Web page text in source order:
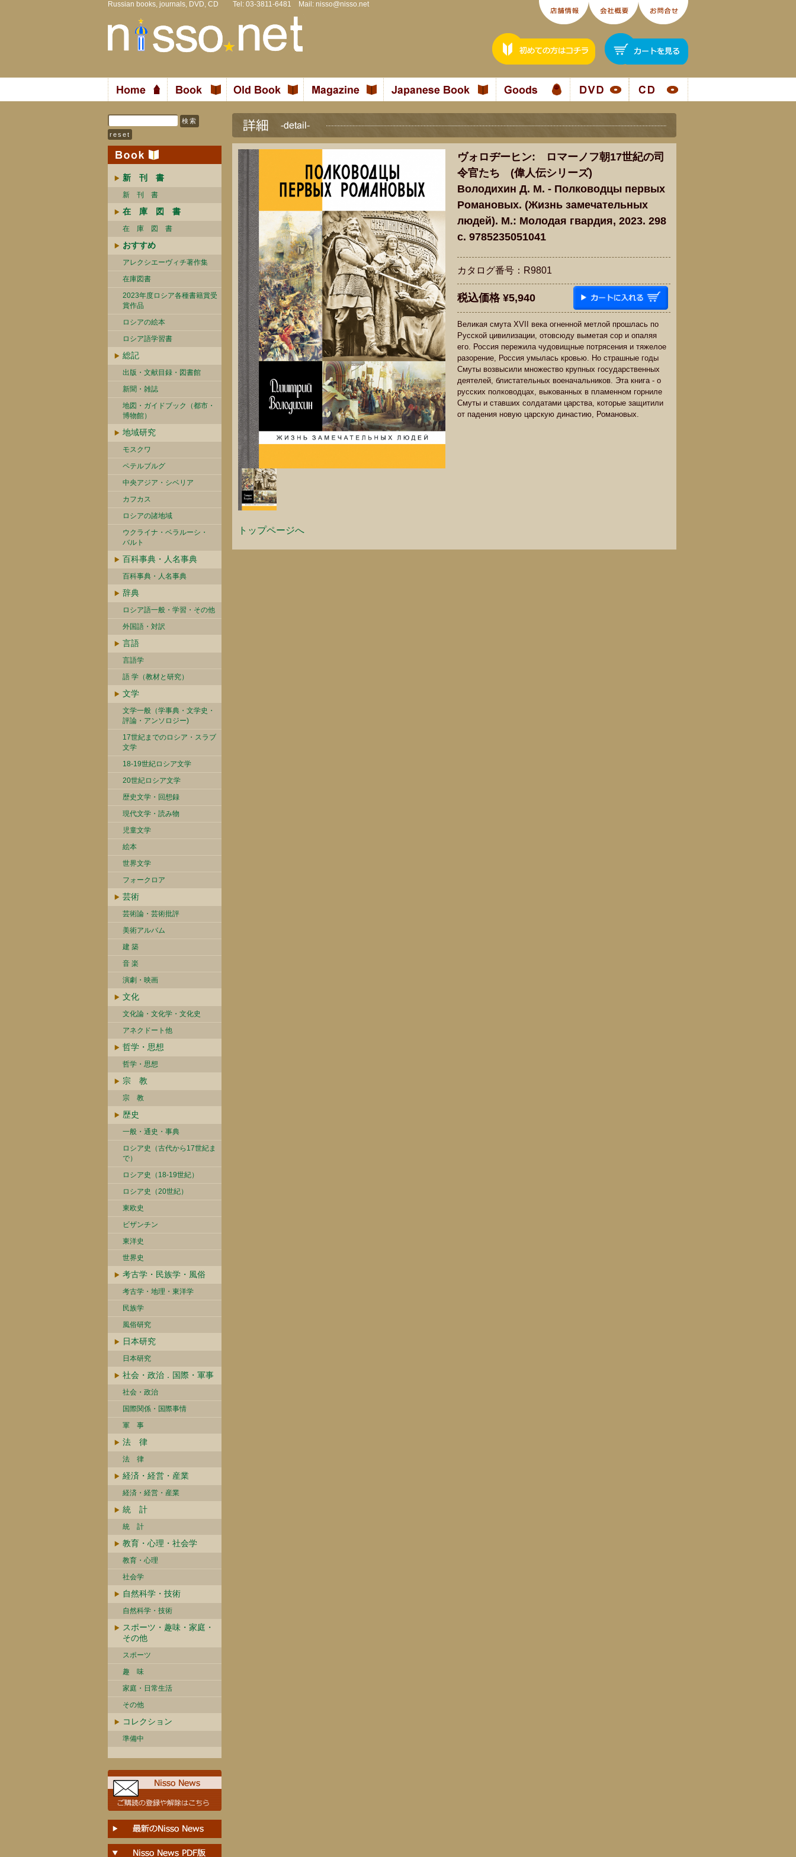
Russian books, journals, DVD, CD Tel: 03-3811-6481 Mail: nisso@nisso.net
新 刊 書
新 刊 書
在 庫 図 書
在 庫 図 書
おすすめ
アレクシエーヴィチ著作集
在庫図書
2023年度ロシア各種書籍賞受
賞作品
ロシアの絵本
ロシア語学習書
総記
出版・文献目録・図書館
新聞・雑誌
地図・ガイドブック（都市・
博物館）
地域研究
モスクワ
ペテルブルグ
中央アジア・シベリア
カフカス
ロシアの諸地域
ウクライナ・ベラルーシ・
バルト
百科事典・人名事典
百科事典・人名事典
辞典
ロシア語一般・学習・その他
外国語・対訳
言語
言語学
語 学（教材と研究）
文学
文学一般（学事典・文学史・
評論・アンソロジー)
17世紀までのロシア・スラブ
文学
18-19世紀ロシア文学
20世紀ロシア文学
歴史文学・回想録
現代文学・読み物
児童文学
絵本
世界文学
フォークロア
芸術
芸術論・芸術批評
美術アルバム
建 築
音 楽
演劇・映画
文化
文化論・文化学・文化史
アネクドート他
哲学・思想
哲学・思想
宗 教
宗 教
歴史
一般・通史・事典
ロシア史（古代から17世紀ま
で）
ロシア史（18-19世紀）
ロシア史（20世紀）
東欧史
ビザンチン
東洋史
世界史
考古学・民族学・風俗
考古学・地理・東洋学
民族学
風俗研究
日本研究
日本研究
社会・政治．国際・軍事
社会・政治
国際関係・国際事情
軍 事
法 律
法 律
経済・経営・産業
経済・経営・産業
統 計
統 計
教育・心理・社会学
教育・心理
社会学
自然科学・技術
自然科学・技術
スポーツ・趣味・家庭・
その他
スポーツ
趣 味
家庭・日常生活
その他
コレクション
準備中
ヴォロヂーヒン: ロマーノフ朝17世紀の司
令官たち (偉人伝シリーズ)
Володихин Д. М. - Полководцы первых
Романовых. (Жизнь замечательных
людей). М.: Молодая гвардия, 2023. 298
c. 9785235051041
カタログ番号：R9801
税込価格 ¥5,940
Великая смута XVII века огненной метлой прошлась по
Русской цивилизации, отовсюду выметая сор и опаляя
его. Россия пережила чудовищные потрясения и тяжелое
разорение, Россия умылась кровью. Но страшные годы
Смуты возвысили множество крупных государственных
деятелей, блистательных военачальников. Эта книга - о
русских полководцах, выкованных в пламенном горниле
Смуты и ставших солдатами царства, которые защитили
от падения новую царскую династию, Романовых.
トップページへ